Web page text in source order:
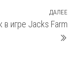
ДАЛЕЕ
в игре Jacks Farm